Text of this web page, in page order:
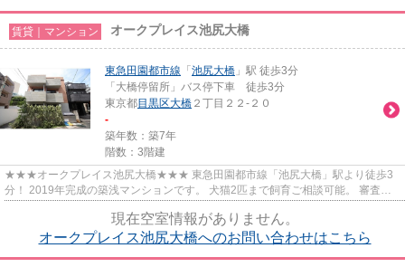
賃貸｜マンション オークプレイス池尻大橋
東急田園都市線 「 池尻大橋 」駅 徒歩3分
「大橋停留所」バス停下車 徒歩3分
東京都目黒区大橋 ２丁目２２-２０
-
築年数：築7年
階数：3階建
★★★オークプレイス池尻大橋★★★ 東急田園都市線「池尻大橋」駅より徒歩3
分！ 2019年完成の築浅マンションです。 犬猫2匹まで飼育ご相談可能。 審査が
現在空室情報がありません。
オークプレイス池尻大橋へのお問い合わせはこちら